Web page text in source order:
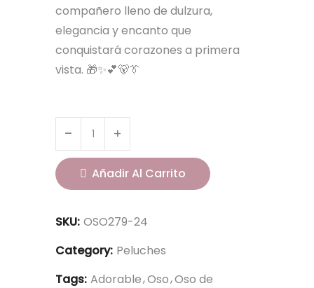
compañero lleno de dulzura,
elegancia y encanto que
conquistará corazones a primera
vista. 🎁✨💕🐻👔
Añadir Al Carrito
SKU: OSO279-24
Category: Peluches
Tags: Adorable Oso Oso de